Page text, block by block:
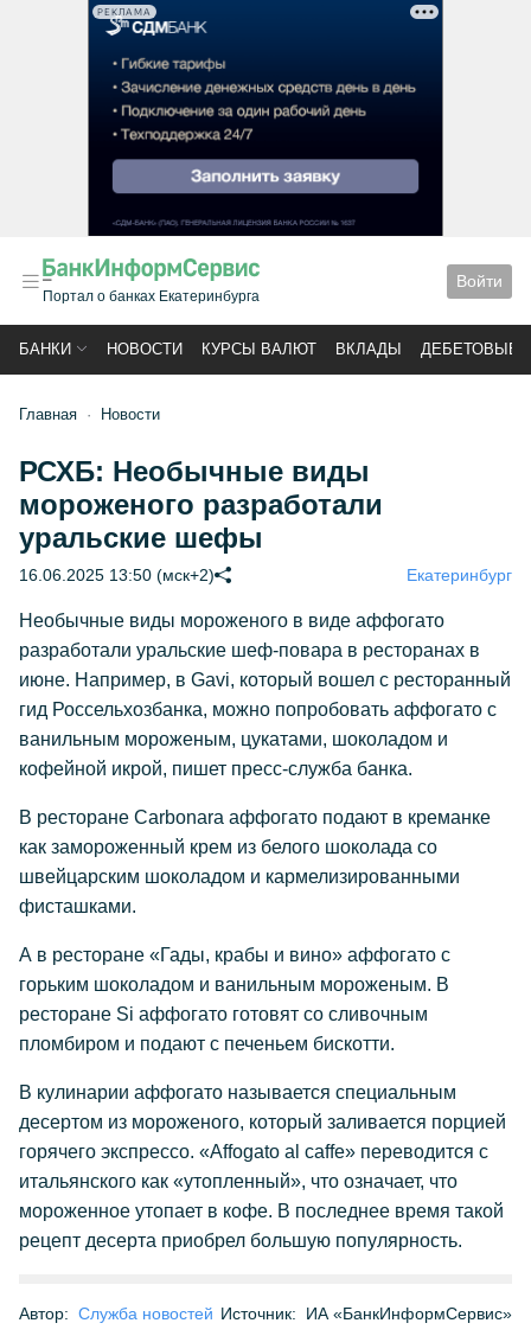
РЕКЛАМА
Портал о банках Екатеринбурга
Войти
БАНКИ НОВОСТИ КУРСЫ ВАЛЮТ ВКЛАДЫ ДЕБЕТОВЫЕ
Главная Новости
РСХБ: Необычные виды
мороженого разработали
уральские шефы
16.06.2025 13:50 (мск+2) Екатеринбург
Необычные виды мороженого в виде аффогато
разработали уральские шеф-повара в ресторанах в
июне. Например, в Gavi, который вошел с ресторанный
гид Россельхозбанка, можно попробовать аффогато с
ванильным мороженым, цукатами, шоколадом и
кофейной икрой, пишет пресс-служба банка.
В ресторане Carbonara аффогато подают в креманке
как замороженный крем из белого шоколада со
швейцарским шоколадом и кармелизированными
фисташками.
А в ресторане «Гады, крабы и вино» аффогато с
горьким шоколадом и ванильным мороженым. В
ресторане Si аффогато готовят со сливочным
пломбиром и подают с печеньем бискотти.
В кулинарии аффогато называется специальным
десертом из мороженого, который заливается порцией
горячего экспрессо. «Affogato al caffe» переводится с
итальянского как «утопленный», что означает, что
мороженное утопает в кофе. В последнее время такой
рецепт десерта приобрел большую популярность.
Автор: Служба новостей Источник: ИА «БанкИнформСервис»